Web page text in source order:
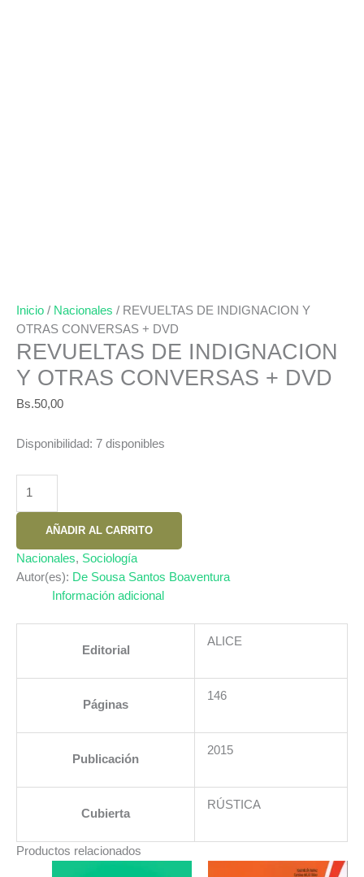
Inicio / Nacionales / REVUELTAS DE INDIGNACION Y
OTRAS CONVERSAS + DVD
REVUELTAS DE INDIGNACION
Y OTRAS CONVERSAS + DVD
Bs.50,00
Disponibilidad: 7 disponibles
DE
INDIGNACION
OTRAS
CONVERSAS
AÑADIR AL CARRITO
Nacionales, Sociología
Autor(es): De Sousa Santos Boaventura
Información adicional
Editorial
ALICE
Páginas
146
Publicación
2015
Cubierta
RÚSTICA
Productos relacionados